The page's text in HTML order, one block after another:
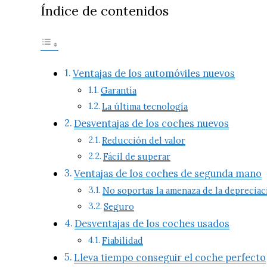
Índice de contenidos
Ventajas de los automóviles nuevos
Garantía
La última tecnología
Desventajas de los coches nuevos
Reducción del valor
Fácil de superar
Ventajas de los coches de segunda mano
No soportas la amenaza de la
Seguro
Desventajas de los coches usados
Fiabilidad
Lleva tiempo conseguir el coche perfecto